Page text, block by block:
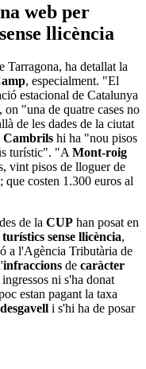
web per
llicència
Tarragona, ha detallat la
, especialment. "El
estacional de Catalunya
on "una de quatre cases no
de les dades de la ciutat
Cambrils hi ha "nou pisos
turístic". "AMont-roig
vint pisos de lloguer de
costen 1.300 euros al
de la CUP han posat en
sense llicència,
a l'Agència Tributària de
infraccions de caràcter
ni s'ha donat
estan pagant la taxa
i s'hi ha de posar